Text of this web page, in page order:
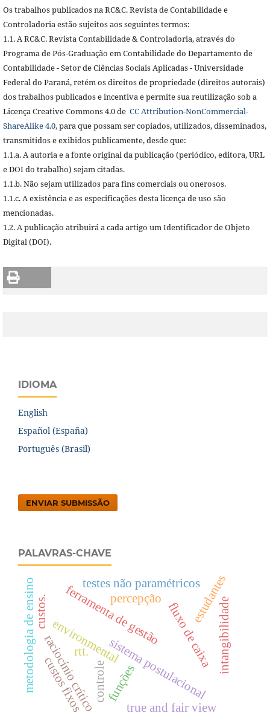
Os trabalhos publicados na RC&C. Revista de Contabilidade e
Controladoria estão sujeitos aos seguintes termos:
1.1. A RC&C. Revista Contabilidade & Controladoria, através do
Programa de Pós-Graduação em Contabilidade do Departamento de
Contabilidade - Setor de Ciências Sociais Aplicadas - Universidade
Federal do Paraná, retém os direitos de propriedade (direitos autorais)
dos trabalhos publicados e incentiva e permite sua reutilização sob a
Licença Creative Commons 4.0 de CC Attribution-NonCommercial-
ShareAlike 4.0,para que possam ser copiados, utilizados, disseminados,
transmitidos e exibidos publicamente, desde que:
1.1.a. A autoria e a fonte original da publicação (periódico, editora, URL
e DOI do trabalho) sejam citadas.
1.1.b. Não sejam utilizados para fins comerciais ou onerosos.
1.1.c. A existência e as especificações desta licença de uso são
mencionadas.
1.2. A publicação atribuirá a cada artigo um Identificador de Objeto
Digital (DOI).
IDIOMA
English
Español (España)
Português (Brasil)
ENVIAR SUBMISSÃO
PALAVRAS-CHAVE
environmentalsistema postulacional
fluxo de caixa
ferramenta de gestão
controle
raciocínio crítico
metodologia de ensino funções
percepção estudantes
true and fair view
intangibilidade
custos.
testes não paramétricos
rtt.
custos fixos